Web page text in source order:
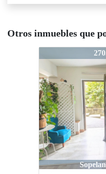
Otros inmuebles que
973-